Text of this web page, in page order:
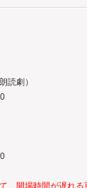
読劇）